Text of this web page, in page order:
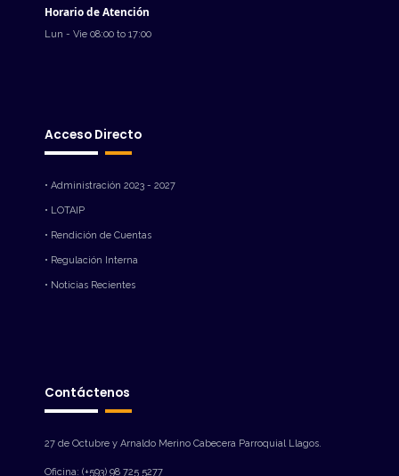
Horario de Atención
Lun - Vie 08:00 to 17:00
Acceso Directo
• Administración 2023 - 2027
• LOTAIP
• Rendición de Cuentas
• Regulación Interna
• Noticias Recientes
Contáctenos
27 de Octubre y Arnaldo Merino Cabecera Parroquial Llagos.
Oficina: (+593) 98 725 5277